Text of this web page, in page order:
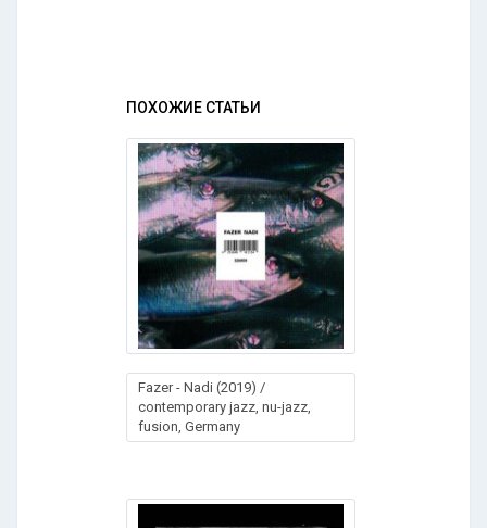
ПОХОЖИЕ СТАТЬИ
Fazer - Nadi (2019) /
contemporary jazz, nu-jazz,
fusion, Germany